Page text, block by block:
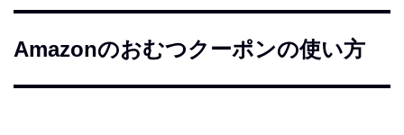
Amazonのおむつクーポンの使い方